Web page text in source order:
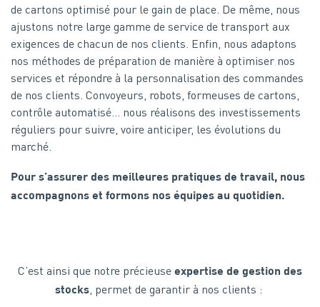
de cartons optimisé pour le gain de place. De même, nous
ajustons notre large gamme de service de transport aux
exigences de chacun de nos clients. Enfin, nous adaptons
nos méthodes de préparation de manière à optimiser nos
services et répondre à la personnalisation des commandes
de nos clients. Convoyeurs, robots, formeuses de cartons,
contrôle automatisé… nous réalisons des investissements
réguliers pour suivre, voire anticiper, les évolutions du
marché.
Pour s’assurer des meilleures pratiques de travail, nous
accompagnons et formons nos équipes au quotidien.
C’est ainsi que notre précieuse expertise de gestion des
stocks, permet de garantir à nos clients :